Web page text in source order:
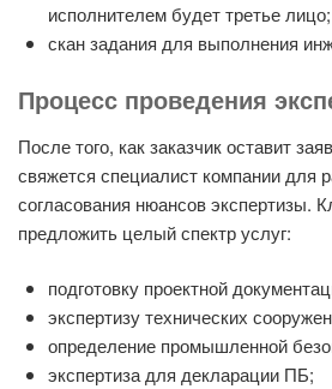
исполнителем будет третье лицо;
скан задания для выполнения
Процесс проведения
После того, как заказчик оставит
свяжется специалист компании для
согласования нюансов экспертизы.
предложить целый спектр услуг:
подготовку проектной
экспертизу технических
определение промышленной
экспертиза для декларации ПБ;